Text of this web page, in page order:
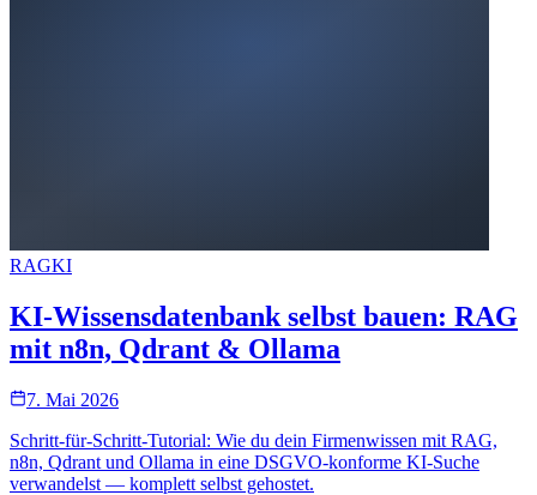
RAGKI
KI-Wissensdatenbank selbst bauen: RAG
mit n8n, Qdrant & Ollama
7. Mai 2026
Schritt-für-Schritt-Tutorial: Wie du dein Firmenwissen mit RAG,
n8n, Qdrant und Ollama in eine DSGVO-konforme KI-Suche
verwandelst — komplett selbst gehostet.